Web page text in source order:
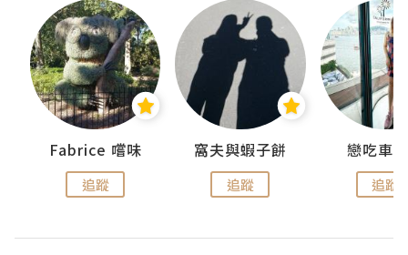
Fabrice 嚐味
追蹤
窩夫與蝦子餅
追蹤
戀吃車
追蹤